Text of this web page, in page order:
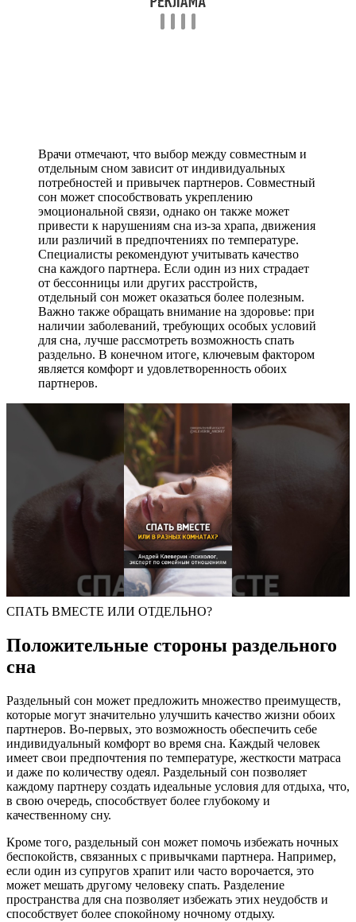
Врачи отмечают, что выбор между совместным и
отдельным сном зависит от индивидуальных
потребностей и привычек партнеров. Совместный
сон может способствовать укреплению
эмоциональной связи, однако он также может
привести к нарушениям сна из-за храпа, движения
или различий в предпочтениях по температуре.
Специалисты рекомендуют учитывать качество
сна каждого партнера. Если один из них страдает
от бессонницы или других расстройств,
отдельный сон может оказаться более полезным.
Важно также обращать внимание на здоровье: при
наличии заболеваний, требующих особых условий
для сна, лучше рассмотреть возможность спать
раздельно. В конечном итоге, ключевым фактором
является комфорт и удовлетворенность обоих
партнеров.
СПАТЬ ВМЕСТЕ ИЛИ ОТДЕЛЬНО?
Положительные стороны раздельного
сна
Раздельный сон может предложить множество преимуществ,
которые могут значительно улучшить качество жизни обоих
партнеров. Во-первых, это возможность обеспечить себе
индивидуальный комфорт во время сна. Каждый человек
имеет свои предпочтения по температуре, жесткости матраса
и даже по количеству одеял. Раздельный сон позволяет
каждому партнеру создать идеальные условия для отдыха, что,
в свою очередь, способствует более глубокому и
качественному сну.
Кроме того, раздельный сон может помочь избежать ночных
беспокойств, связанных с привычками партнера. Например,
если один из супругов храпит или часто ворочается, это
может мешать другому человеку спать. Разделение
пространства для сна позволяет избежать этих неудобств и
способствует более спокойному ночному отдыху.